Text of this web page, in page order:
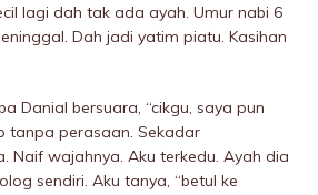
lagi dah tak ada ayah. Umur nabi 6
Dah jadi yatim piatu. Kasihan
Danial bersuara, “cikgu, saya pun
tanpa perasaan. Sekadar
Naif wajahnya. Aku terkedu. Ayah dia
sendiri. Aku tanya, “betul ke